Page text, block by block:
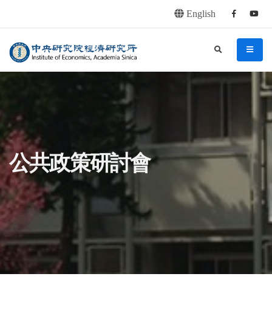
English Facebook
中央研究院經濟研究所 menu
search
公共政策研討會